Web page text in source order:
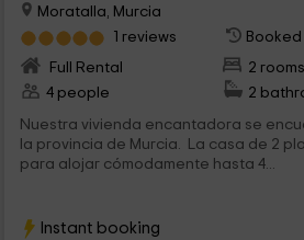
Moratalla, Murcia
1 reviews
Booked
Full Rental
2 rooms
4 people
2
Nuestra vivienda encantadora se
la provincia de Murcia. La casa de 2
para alojar cómodamente hasta 4...
Instant booking